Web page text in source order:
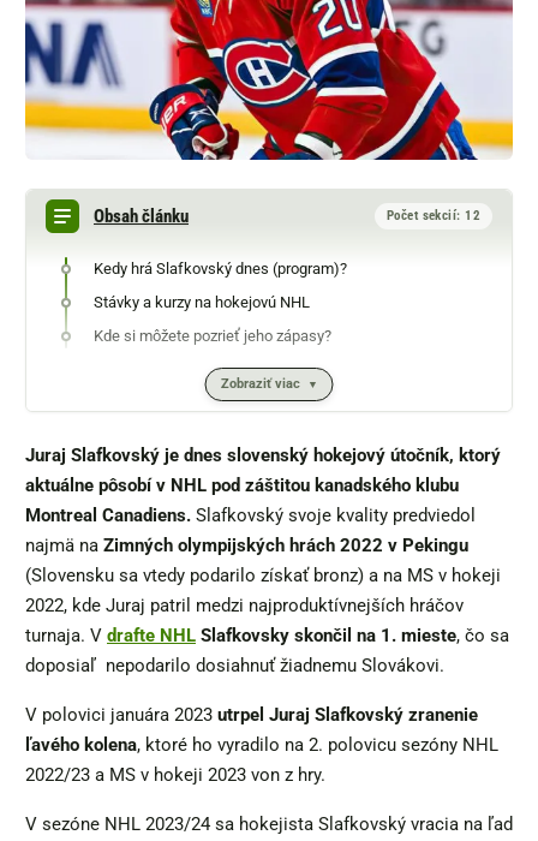
Obsah článku Počet sekcií: 12
Kedy hrá Slafkovský dnes (program)?
Stávky a kurzy na hokejovú NHL
Kde si môžete pozrieť jeho zápasy?
Zobraziť viac
Juraj Slafkovský je dnes slovenský hokejový útočník, ktorý
aktuálne pôsobí v NHL pod záštitou kanadského klubu
Montreal Canadiens. Slafkovský svoje kvality predviedol
najmä na Zimných olympijských hrách 2022 v Pekingu
(Slovensku sa vtedy podarilo získať bronz) a na MS v hokeji
2022, kde Juraj patril medzi najproduktívnejších hráčov
turnaja. V drafte NHL Slafkovsky skončil na 1. mieste, čo sa
doposiaľ nepodarilo dosiahnuť žiadnemu Slovákovi.
V polovici januára 2023 utrpel Juraj Slafkovský zranenie
ľavého kolena, ktoré ho vyradilo na 2. polovicu sezóny NHL
2022/23 a MS v hokeji 2023 von z hry.
V sezóne NHL 2023/24 sa hokejista Slafkovský vracia na ľad